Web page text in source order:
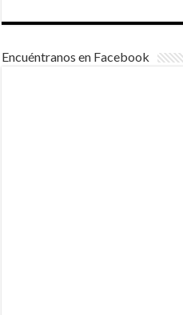
Encuéntranos en Facebook